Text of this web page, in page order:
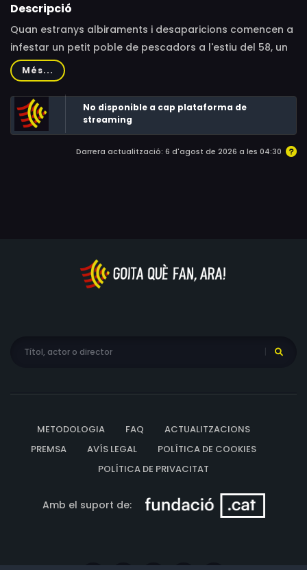
Descripció
Quan estranys albiraments i desaparicions comencen a
infestar un petit poble de pescadors a l'estiu del 58, un
científic, el xèrif local i una valenta adolescent han
d'investigar i aturar la bogeria.
Més...
No disponible a cap plataforma de
streaming
Darrera actualització: 6 d'agost de 2026 a les 04:30
METODOLOGIA FAQ
ACTUALITZACIONS
PREMSA
AVÍS LEGAL
POLÍTICA DE COOKIES
POLÍTICA DE PRIVACITAT
Amb el suport de: